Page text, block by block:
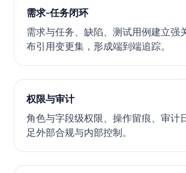
需求-任务闭环
需求与任务、缺陷、测试用例建立强
布引用变更集，形成端到端追踪。
权限与审计
角色与字段级权限、操作留痕、审计
足外部合规与内部控制。